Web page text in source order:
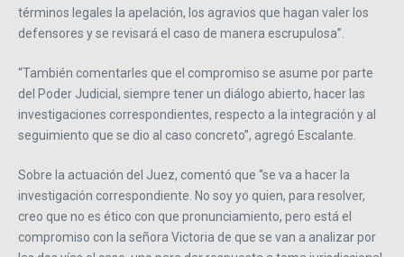
términos legales la apelación, los agravios que hagan valer los
defensores y se revisará el caso de manera escrupulosa”.
“También comentarles que el compromiso se asume por parte
del Poder Judicial, siempre tener un diálogo abierto, hacer las
investigaciones correspondientes, respecto a la integración y al
seguimiento que se dio al caso concreto”, agregó Escalante.
Sobre la actuación del Juez, comentó que “se va a hacer la
investigación correspondiente. No soy yo quien, para resolver,
creo que no es ético con que pronunciamiento, pero está el
compromiso con la señora Victoria de que se van a analizar por